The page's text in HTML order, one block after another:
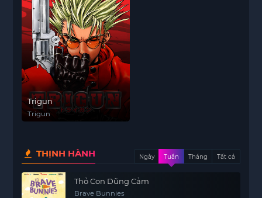
Trigun
Trigun
THỊNH HÀNH Ngày Tuần Tháng Tất cả
Thỏ Con Dũng Cảm
Brave Bunnies